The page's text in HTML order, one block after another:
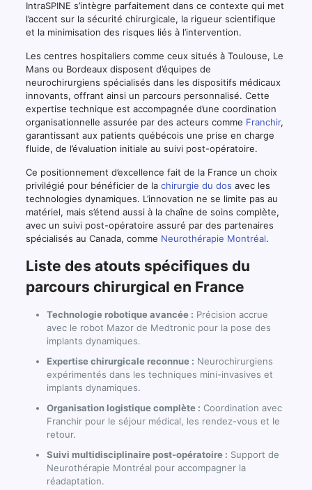
IntraSPINE s’intègre parfaitement dans ce contexte qui met
l’accent sur la sécurité chirurgicale, la rigueur scientifique
et la minimisation des risques liés à l’intervention.
Les centres hospitaliers comme ceux situés à Toulouse, Le
Mans ou Bordeaux disposent d’équipes de
neurochirurgiens spécialisés dans les dispositifs médicaux
innovants, offrant ainsi un parcours personnalisé. Cette
expertise technique est accompagnée d’une coordination
organisationnelle assurée par des acteurs comme Franchir,
garantissant aux patients québécois une prise en charge
fluide, de l’évaluation initiale au suivi post-opératoire.
Ce positionnement d’excellence fait de la France un choix
privilégié pour bénéficier de la chirurgie du dos avec les
technologies dynamiques. L’innovation ne se limite pas au
matériel, mais s’étend aussi à la chaîne de soins complète,
avec un suivi post-opératoire assuré par des partenaires
spécialisés au Canada, comme Neurothérapie Montréal.
Liste des atouts spécifiques du
parcours chirurgical en France
Technologie robotique avancée : Précision accrue
avec le robot Mazor de Medtronic pour la pose des
implants dynamiques.
Expertise chirurgicale reconnue : Neurochirurgiens
expérimentés dans les techniques mini-invasives et
implants dynamiques.
Organisation logistique complète : Coordination avec
Franchir pour le séjour médical, les rendez-vous et le
retour.
Suivi multidisciplinaire post-opératoire : Support de
Neurothérapie Montréal pour accompagner la
réadaptation.